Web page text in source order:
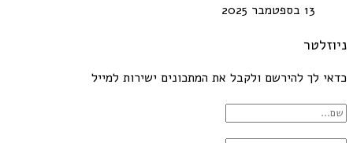
13 בספטמבר 2025
ניוזלטר
כדאי לך להירשם ולקבל את המתכונים ישירות למייל